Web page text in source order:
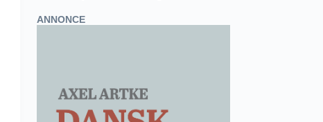
ANNONCE